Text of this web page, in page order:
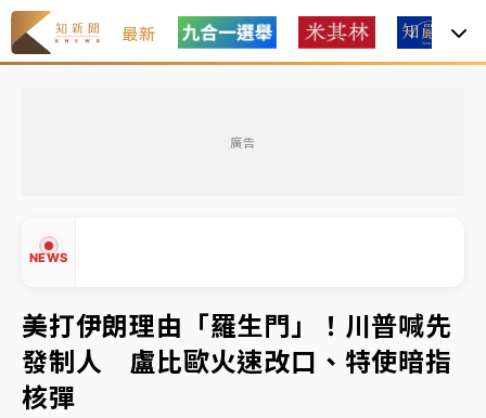
最新
廣告
NEWS
中信慈善基金會想增加董事人數！辜仲諒向法院聲請遭
駁 理由曝光
故宮《龍藏經》特展第2檔！今線上預約開賣一度塞車
周六起展出延長至晚上7時
台東農業處長涉圖利渡假村！東檢抗告成功 今重開羈
押庭
▼
美打伊朗理由「羅生門」！川普喊先
發制人 盧比歐火速改口、特使暗指
核彈